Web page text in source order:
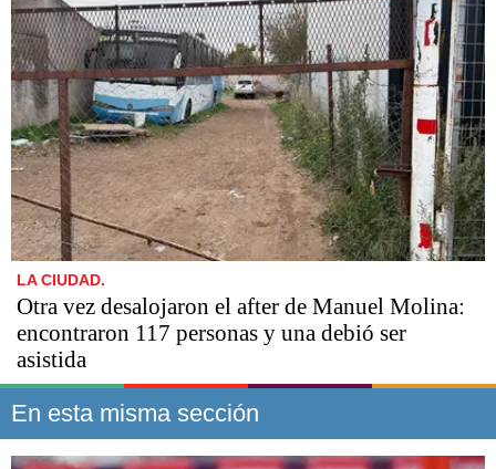
LA CIUDAD.
Otra vez desalojaron el after de Manuel Molina:
encontraron 117 personas y una debió ser
asistida
En esta misma sección